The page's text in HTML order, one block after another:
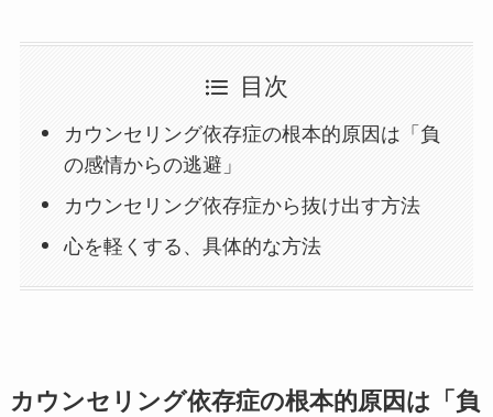
目次
カウンセリング依存症の根本的原因は「負
の感情からの逃避」
カウンセリング依存症から抜け出す方法
心を軽くする、具体的な方法
カウンセリング依存症の根本的原因は「負